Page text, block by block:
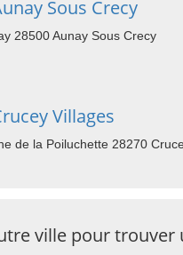
Sous Crecy
28500 Aunay Sous Crecy
Villages
de la Poiluchette 28270
ville pour